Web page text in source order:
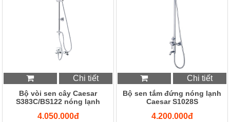
Chi tiết
Bộ vòi sen cây Caesar
S383C/BS122 nóng lạnh
4.050.000đ
Chi tiết
Bộ sen tắm đứng nóng lạnh
Caesar S1028S
4.200.000đ